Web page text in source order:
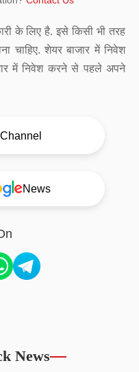
के लिए है. इसे किसी भी तरह
चाहिए. शेयर बाजार में निवेश
में निवेश करने से पहले अपने
Channel
News
News